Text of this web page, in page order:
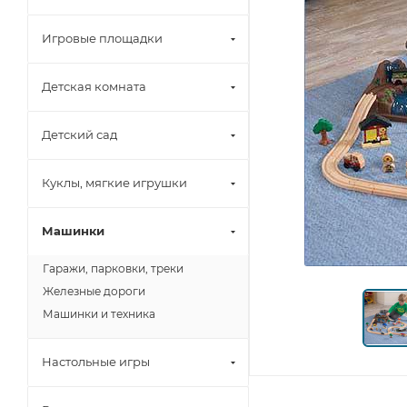
Игровые площадки
Детская комната
Детский сад
Куклы, мягкие игрушки
Машинки
Гаражи, парковки, треки
Железные дороги
Машинки и техника
Настольные игры